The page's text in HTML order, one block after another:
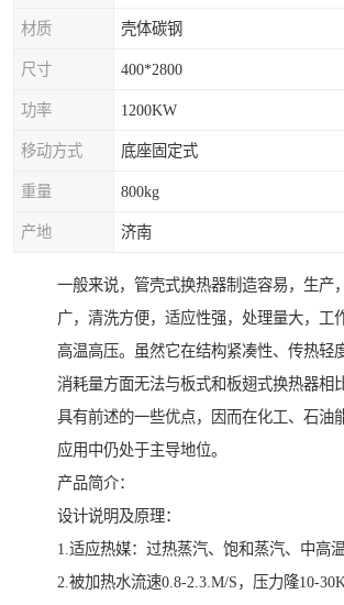
材质 壳体碳钢
尺寸 400*2800
功率 1200KW
移动方式 底座固定式
重量 800kg
产地 济南
一般来说，管壳式换热器制造容易，生产
广，清洗方便，适应性强，处理量大，工
高温高压。虽然它在结构紧凑性、传热轻
消耗量方面无法与板式和板翅式换热器相
具有前述的一些优点，因而在化工、石油
应用中仍处于主导地位。
产品简介：
设计说明及原理：
1.适应热媒：过热蒸汽、饱和蒸汽、中高温
2.被加热水流速0.8-2.3.M/S，压力隆10-